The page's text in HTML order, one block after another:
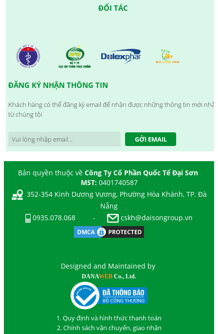
ĐỐI TÁC
ĐĂNG KÝ NHẬN THÔNG TIN
Khách hàng có thể đăng ký email để nhận được những thông tin mới nhất
từ chúng tôi
GỞI EMAIL
Bản quyền thuộc về Công Ty Cổ Phần Quốc Tế Đại Sơn
MST: 0401740587
352-354 Kinh Dương Vương, Phường Hòa Khánh, TP. Đà
Nẵng
0935.078.068
- cskh@daisongroup.vn
Designed and Maintained by
DANAWEB Co., Ltd.
1. Quy định và hình thức thanh toán
2. Chính sách vận chuyển, giao nhận